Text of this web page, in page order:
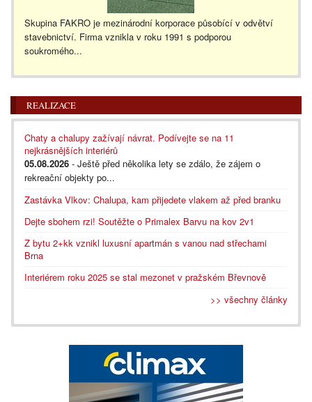
Skupina FAKRO je mezinárodní korporace působící v odvětví
stavebnictví. Firma vznikla v roku 1991 s podporou
soukromého...
REALIZACE
Chaty a chalupy zažívají návrat. Podívejte se na 11
nejkrásnějších interiérů
05.08.2026 - Ještě před několika lety se zdálo, že zájem o
rekreační objekty po...
Zastávka Vlkov: Chalupa, kam přijedete vlakem až před branku
Dejte sbohem rzi! Soutěžte o Primalex Barvu na kov 2v1
Z bytu 2+kk vznikl luxusní apartmán s vanou nad střechami
Brna
Interiérem roku 2025 se stal mezonet v pražském Břevnově
>> všechny články